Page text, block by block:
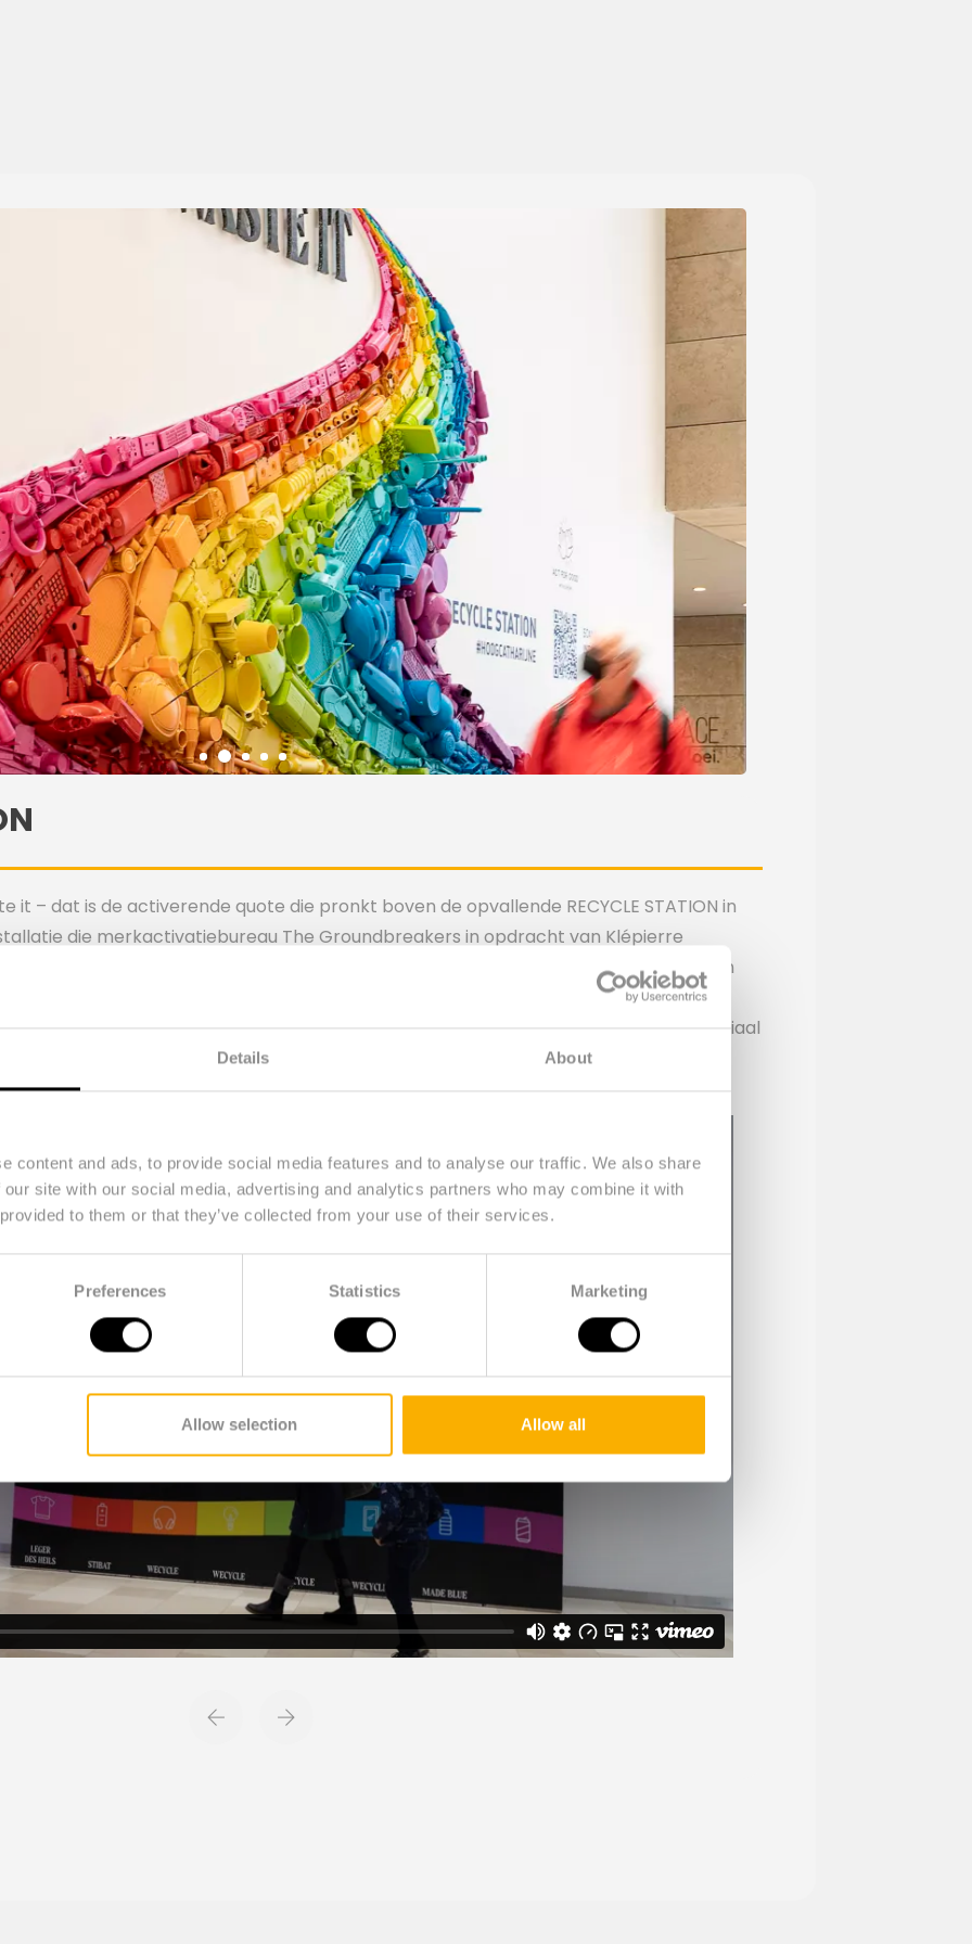
Details About
content and ads, to provide social media features and to analyse our traffic. We also share
site with our social media, advertising and analytics partners who may combine it with
to them or that they’ve collected from your use of their services.
Preferences Statistics Marketing
Allow selection Allow all
it – dat is de activerende quote die pronkt boven de opvallende RECYCLE STATION in
die merkactivatiebureau The Groundbreakers in opdracht van Klépierre
voor acht afvalstromen. Deze groene merkactivatie moedigt consumenten
en batterijen, elektrische apparaten, telefoons, lampen, cartridges, textiel, blik en
geven. De Recycle Station is duurzaam ontwikkeld met 100% gerecycled plaatmateriaal
eyecatcher door de kleurrijke wave van afvalproducten aan de bovenzijde van de
producten doneren, licht de wave prachtig op!